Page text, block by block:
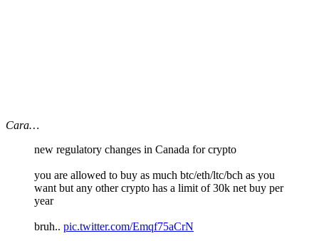
Cara…
new regulatory changes in Canada for crypto
you are allowed to buy as much btc/eth/ltc/bch as you
want but any other crypto has a limit of 30k net buy per
year
bruh.. pic.twitter.com/Emqf75aCrN